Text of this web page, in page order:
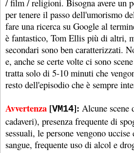
/ film / religioni. Bisogna avere un
per tenere il passo dell'umorismo
fare una ricerca su Google al
è fantastico, Tom Ellis più di altri,
secondari sono ben caratterizzati.
e, anche se certe volte ci sono
tratta solo di 5-10 minuti che
resto dell'episodio che è sempre
Avvertenza [VM14]: Alcune scene
cadaveri), presenza frequente di
sessuali, le persone vengono
sangue, frequente uso di alcol e